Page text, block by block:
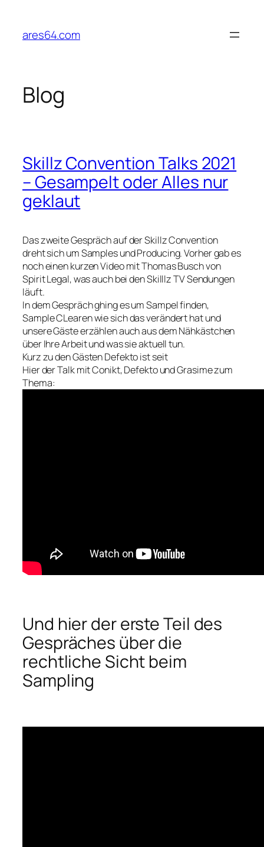
springen
ares64.com
Blog
Skillz Convention Talks 2021
– Gesampelt oder Alles nur
geklaut
Das zweite Gespräch auf der Skillz Convention
dreht sich um Samples und Producing. Vorher gab es
noch einen kurzen Video mit Thomas Busch von
Spirit Legal, was auch bei den Skilllz TV Sendungen
läuft.
In dem Gespräch ghing es um Sampel finden,
Sample CLearen wie sich das verändert hat und
unsere Gäste erzählen auch aus dem Nähkästchen
über Ihre Arbeit und was sie aktuell tun.
Kurz zu den Gästen Defekto ist seit
Hier der Talk mit Conikt, Defekto und Grasime zum
Thema:
Und hier der erste Teil des
Gespräches über die
rechtliche Sicht beim
Sampling